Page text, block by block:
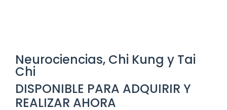
Neurociencias, Chi Kung y Tai
Chi
DISPONIBLE PARA ADQUIRIR Y
REALIZAR AHORA